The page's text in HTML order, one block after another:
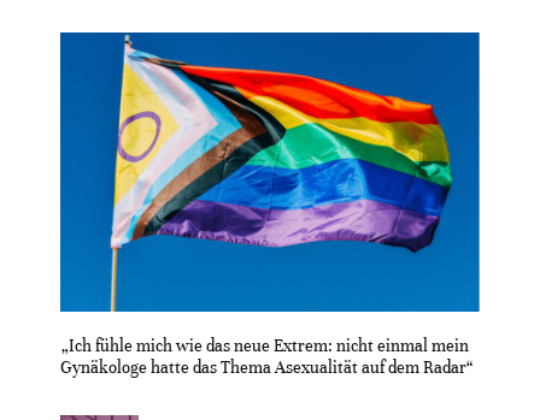
„Ich fühle mich wie das neue Extrem: nicht einmal mein
Gynäkologe hatte das Thema Asexualität auf dem Radar“